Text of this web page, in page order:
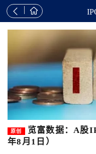
 
原创
览富数据：A股
年8月1日）